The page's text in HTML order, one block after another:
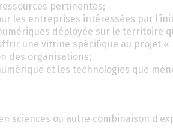
pertinentes;
les entreprises intéressées par
déployée sur le territoire
une vitrine spécifique au projet «
des organisations;
et les technologies que
sciences ou autre combinaison